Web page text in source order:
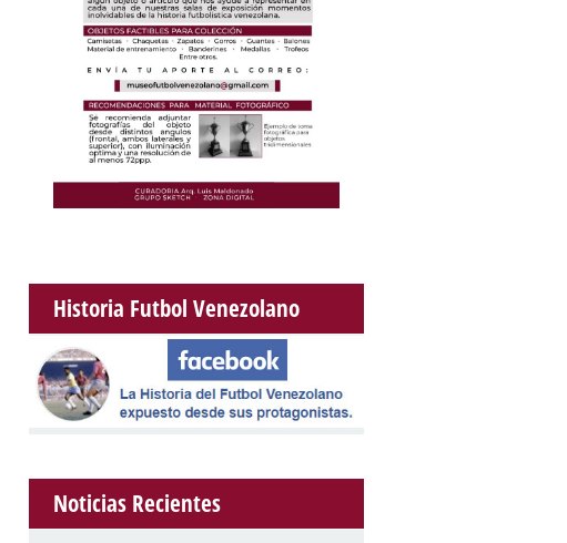
Historia Futbol Venezolano
Noticias Recientes